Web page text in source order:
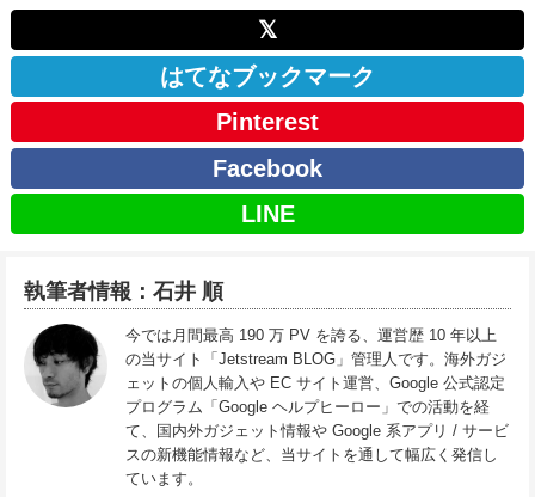
𝕏
はてなブックマーク
Pinterest
Facebook
LINE
執筆者情報：石井 順
今では月間最高 190 万 PV を誇る、運営歴 10 年以上
の当サイト「Jetstream BLOG」管理人です。海外ガジ
ェットの個人輸入や EC サイト運営、Google 公式認定
プログラム「Google ヘルプヒーロー」での活動を経
て、国内外ガジェット情報や Google 系アプリ / サービ
スの新機能情報など、当サイトを通して幅広く発信し
ています。